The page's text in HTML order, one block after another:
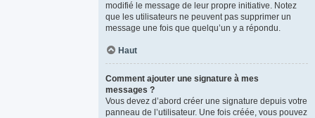
modifié le message de leur propre initiative. Notez
que les utilisateurs ne peuvent pas supprimer un
message une fois que quelqu’un y a répondu.
Haut
Comment ajouter une signature à mes
messages ?
Vous devez d’abord créer une signature depuis votre
panneau de l’utilisateur. Une fois créée, vous pouvez